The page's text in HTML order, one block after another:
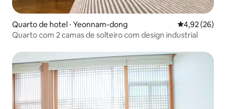
Quarto de hotel ⋅ Yeonnam-dong 4,92 de uma
4,92 (26)
Quarto com 2 camas de solteiro com design industrial